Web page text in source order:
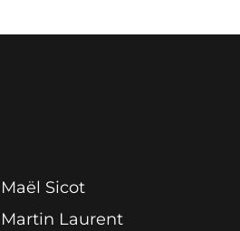
Maël Sicot
Martin Laurent